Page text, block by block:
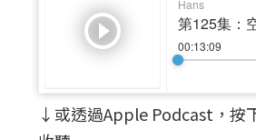
↓或透過Apple Podcast，按